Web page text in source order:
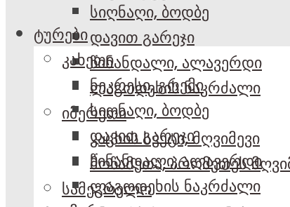
სიღნაღი, ბოდბე
დავით გარეჯი
წინანდალი, ალავერდი
ლაგოდეხის ნაკრძალი
იმერეთი
კაცხის სვეტი, მღვიმევი
მოწამეთა, პრომეთეს
სამეგრელო
ტურები
კახეთი
ნეკრესი, გრემი
სიღნაღი, ბოდბე
დავით გარეჯი
წინანდალი, ალავერდი
ლაგოდეხის ნაკრძალი